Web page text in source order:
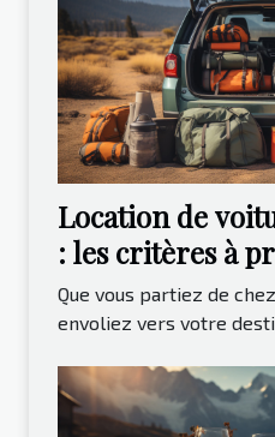
Location de
: les critères à
compte
Que vous partiez de
envoliez vers votre